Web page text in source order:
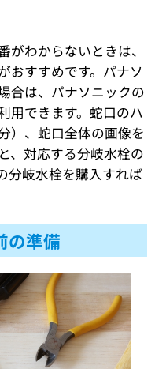
わからないときは、
おすすめです。パナソ
合は、パナソニックの
用できます。蛇口のハ
）、蛇口全体の画像を
、対応する分岐水栓の
分岐水栓を購入すれば
の準備